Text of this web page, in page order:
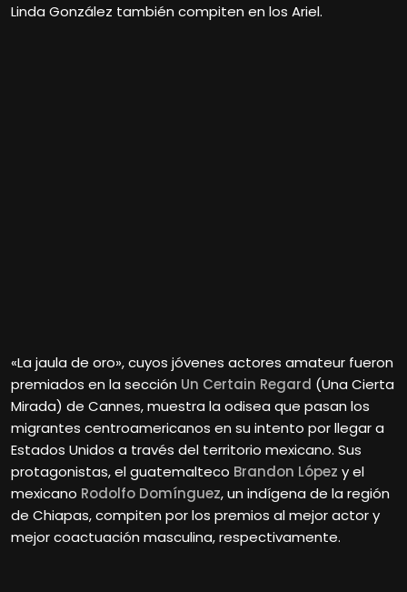
Linda González también compiten en los Ariel.
«La jaula de oro», cuyos jóvenes actores amateur fueron
premiados en la sección Un Certain Regard (Una Cierta
Mirada) de Cannes, muestra la odisea que pasan los
migrantes centroamericanos en su intento por llegar a
Estados Unidos a través del territorio mexicano. Sus
protagonistas, el guatemalteco Brandon López y el
mexicano Rodolfo Domínguez, un indígena de la región
de Chiapas, compiten por los premios al mejor actor y
mejor coactuación masculina, respectivamente.